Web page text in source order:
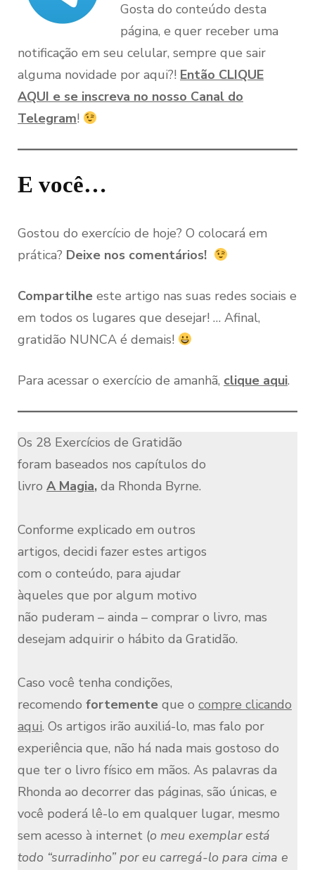
Gosta do conteúdo desta
página, e quer receber uma
notificação em seu celular, sempre que sair
alguma novidade por aqui?! Então CLIQUE
AQUI e se inscreva no nosso Canal do
Telegram!
E você…
Gostou do exercício de hoje? O colocará em
prática? Deixe nos comentários!
Compartilhe este artigo nas suas redes sociais e
em todos os lugares que desejar! … Afinal,
gratidão NUNCA é demais!
Para acessar o exercício de amanhã, clique aqui.
Os 28 Exercícios de Gratidão
foram baseados nos capítulos do
livro A Magia, da Rhonda Byrne.
Conforme explicado em outros
artigos, decidi fazer estes artigos
com o conteúdo, para ajudar
àqueles que por algum motivo
não puderam – ainda – comprar o livro, mas
desejam adquirir o hábito da Gratidão.
Caso você tenha condições,
recomendo fortemente que o compre clicando
aqui. Os artigos irão auxiliá-lo, mas falo por
experiência que, não há nada mais gostoso do
que ter o livro físico em mãos. As palavras da
Rhonda ao decorrer das páginas, são únicas, e
você poderá lê-lo em qualquer lugar, mesmo
sem acesso à internet (o meu exemplar está
todo “surradinho” por eu carregá-lo para cima e